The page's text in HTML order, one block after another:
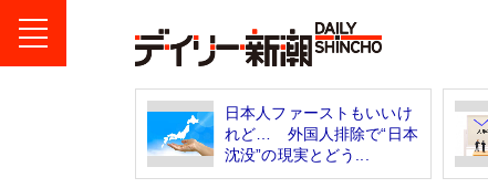
日本人ファーストもいいけ
れど… 外国人排除で“日本
沈没”の現実とどう...